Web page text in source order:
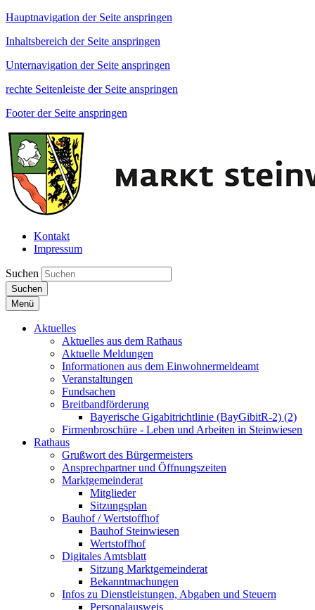
Hauptnavigation der Seite anspringen
Inhaltsbereich der Seite anspringen
Unternavigation der Seite anspringen
rechte Seitenleiste der Seite anspringen
Footer der Seite anspringen
Kontakt
Impressum
Suchen
Suchen
Menü
Aktuelles
Aktuelles aus dem Rathaus
Aktuelle Meldungen
Informationen aus dem Einwohnermeldeamt
Veranstaltungen
Fundsachen
Breitbandförderung
Bayerische Gigabitrichtlinie (BayGibitR-2) (2)
Firmenbroschüre - Leben und Arbeiten in Steinwiesen
Rathaus
Grußwort des Bürgermeisters
Ansprechpartner und Öffnungszeiten
Marktgemeinderat
Mitglieder
Sitzungsplan
Bauhof / Wertstoffhof
Bauhof Steinwiesen
Wertstoffhof
Digitales Amtsblatt
Sitzung Marktgemeinderat
Bekanntmachungen
Infos zu Dienstleistungen, Abgaben und Steuern
Personalausweis